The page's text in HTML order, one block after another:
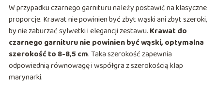
W przypadku czarnego garnituru należy postawić na klasyczne
proporcje. Krawat nie powinien być zbyt wąski ani zbyt szeroki,
by nie zaburzać sylwetki i elegancji zestawu. Krawat do
czarnego garnituru nie powinien być wąski, optymalna
szerokość to 8-8,5 cm. Taka szerokość zapewnia
odpowiednią równowagę i współgra z szerokością klap
marynarki.